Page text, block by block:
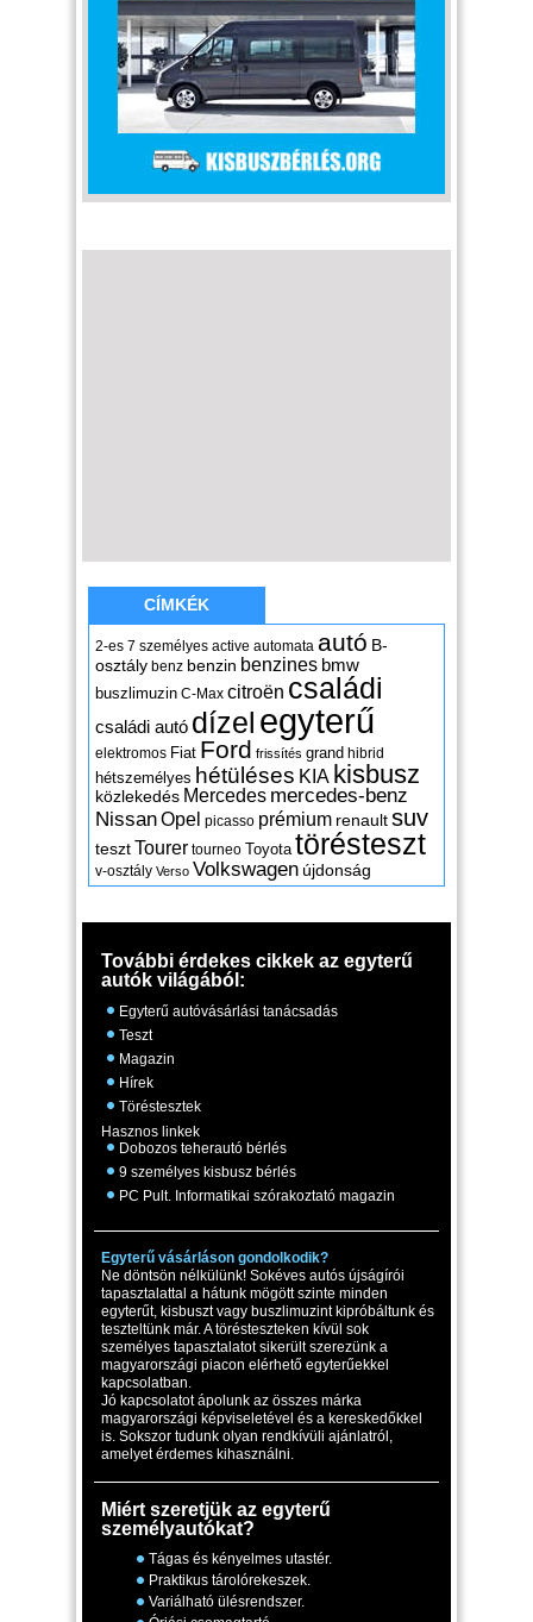
CÍMKÉK
2-es 7 személyes active automata autó B-
osztály benz benzin benzines bmw
buszlimuzin C-Max citroën családi
családi autó dízel egyterű
elektromos Fiat Ford frissítés grand hibrid
hétszemélyes hétüléses KIA kisbusz
közlekedés Mercedes mercedes-benz
NissanOpel picasso prémium renaultsuv
tesztTourer tourneo Toyota törésteszt
v-osztály Verso Volkswagen újdonság
További érdekes cikkek az egyterű
autók világából:
Egyterű autóvásárlási tanácsadás
Teszt
Magazin
Hírek
Töréstesztek
Hasznos linkek
Dobozos teherautó bérlés
9 személyes kisbusz bérlés
PC Pult. Informatikai szórakoztató magazin
Egyterű vásárláson gondolkodik?
Ne döntsön nélkülünk! Sokéves autós újságírói
tapasztalattal a hátunk mögött szinte minden
egyterűt, kisbuszt vagy buszlimuzint kipróbáltunk és
teszteltünk már. A törésteszteken kívül sok
személyes tapasztalatot sikerült szerezünk a
magyarországi piacon elérhető egyterűekkel
kapcsolatban.
Jó kapcsolatot ápolunk az összes márka
magyarországi képviseletével és a kereskedőkkel
is. Sokszor tudunk olyan rendkívüli ajánlatról,
amelyet érdemes kihasználni.
Miért szeretjük az egyterű
személyautókat?
Tágas és kényelmes utastér.
Praktikus tárolórekeszek.
Variálható ülésrendszer.